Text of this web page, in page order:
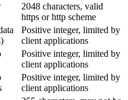
2048 characters, valid
https or http scheme
Positive integer, limited by
client applications
Positive integer, limited by
client applications
Positive integer, limited by
client applications